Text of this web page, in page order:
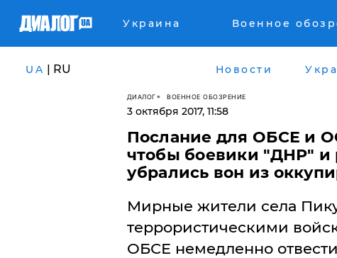
Украина Военное
UA | RU Новости
ДИАЛОГ ВОЕННОЕ ОБОЗРЕНИЕ
3 октября 2017, 11:58
Послание для ОБСЕ и
чтобы боевики "ДНР" и
убрались вон из
​Мирные жители села
террористическими
ОБСЕ немедленно